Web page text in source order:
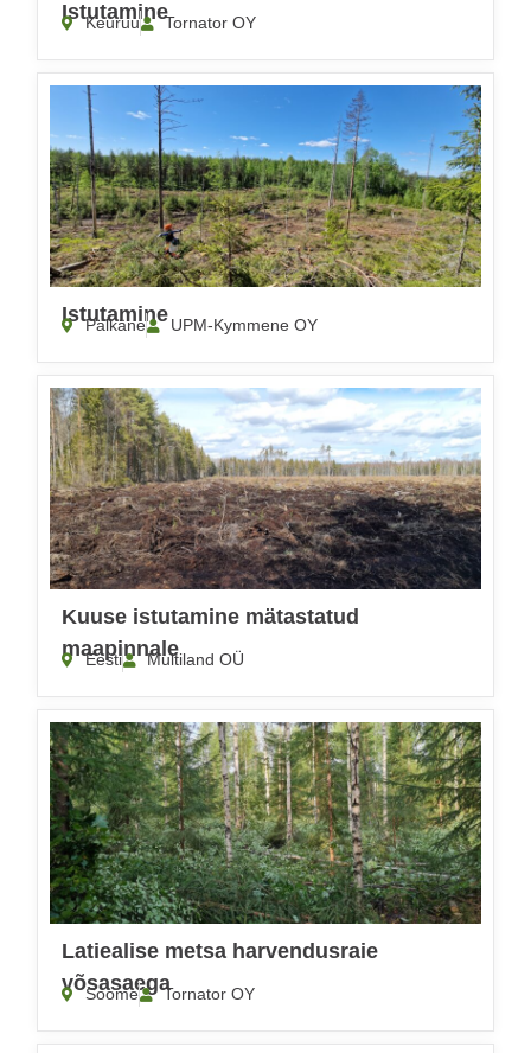
Istutamine
Keuruu Tornator OY
Istutamine
Pälkäne UPM-Kymmene OY
Kuuse istutamine mätastatud
maapinnale
Eesti Multiland OÜ
Latiealise metsa harvendusraie
võsasaega
Soome Tornator OY